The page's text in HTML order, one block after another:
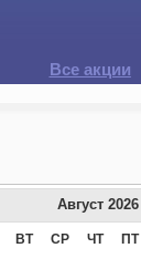
Все акции
Август 2026
ВТ СР ЧТ ПТ